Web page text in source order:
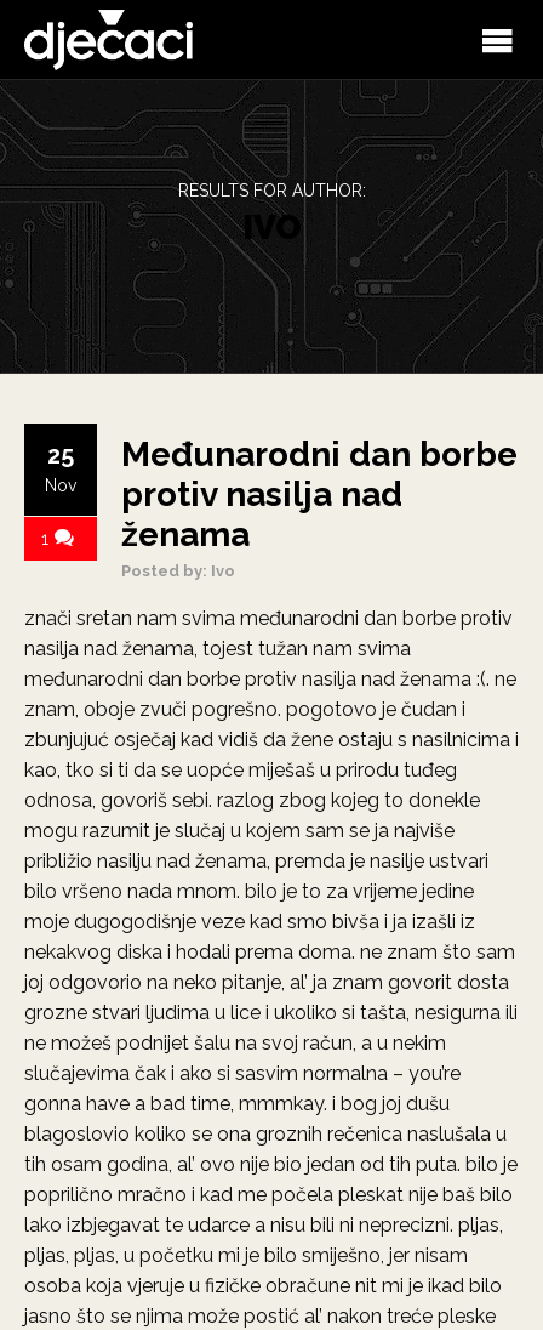
RESULTS FOR AUTHOR:
IVO
Međunarodni dan borbe
protiv nasilja nad
ženama
Posted by: Ivo
25
Nov
1
znači sretan nam svima međunarodni dan borbe protiv
nasilja nad ženama, tojest tužan nam svima
međunarodni dan borbe protiv nasilja nad ženama :(. ne
znam, oboje zvuči pogrešno. pogotovo je čudan i
zbunjujuć osječaj kad vidiš da žene ostaju s nasilnicima i
kao, tko si ti da se uopće miješaš u prirodu tuđeg
odnosa, govoriš sebi. razlog zbog kojeg to donekle
mogu razumit je slučaj u kojem sam se ja najviše
približio nasilju nad ženama, premda je nasilje ustvari
bilo vršeno nada mnom. bilo je to za vrijeme jedine
moje dugogodišnje veze kad smo bivša i ja izašli iz
nekakvog diska i hodali prema doma. ne znam što sam
joj odgovorio na neko pitanje, al’ ja znam govorit dosta
grozne stvari ljudima u lice i ukoliko si tašta, nesigurna ili
ne možeš podnijet šalu na svoj račun, a u nekim
slučajevima čak i ako si sasvim normalna – you’re
gonna have a bad time, mmmkay. i bog joj dušu
blagoslovio koliko se ona groznih rečenica naslušala u
tih osam godina, al’ ovo nije bio jedan od tih puta. bilo je
poprilično mračno i kad me počela pleskat nije baš bilo
lako izbjegavat te udarce a nisu bili ni neprecizni. pljas,
pljas, pljas, u početku mi je bilo smiješno, jer nisam
osoba koja vjeruje u fizičke obračune nit mi je ikad bilo
jasno što se njima može postić al’ nakon treće pleske